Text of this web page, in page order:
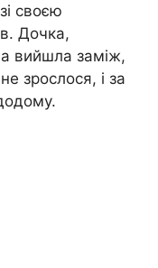
своєю
Дочка,
вийшла заміж,
зрослося, і за